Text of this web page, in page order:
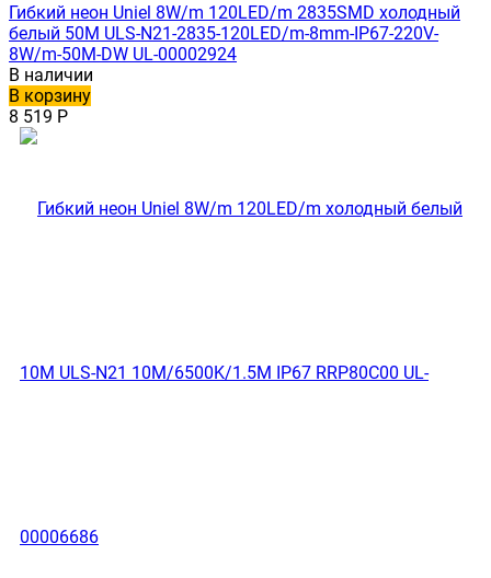
Гибкий неон Uniel 8W/m 120LED/m 2835SMD холодный
белый 50M ULS-N21-2835-120LED/m-8mm-IP67-220V-
8W/m-50M-DW UL-00002924
В наличии
В корзину
8 519 Р